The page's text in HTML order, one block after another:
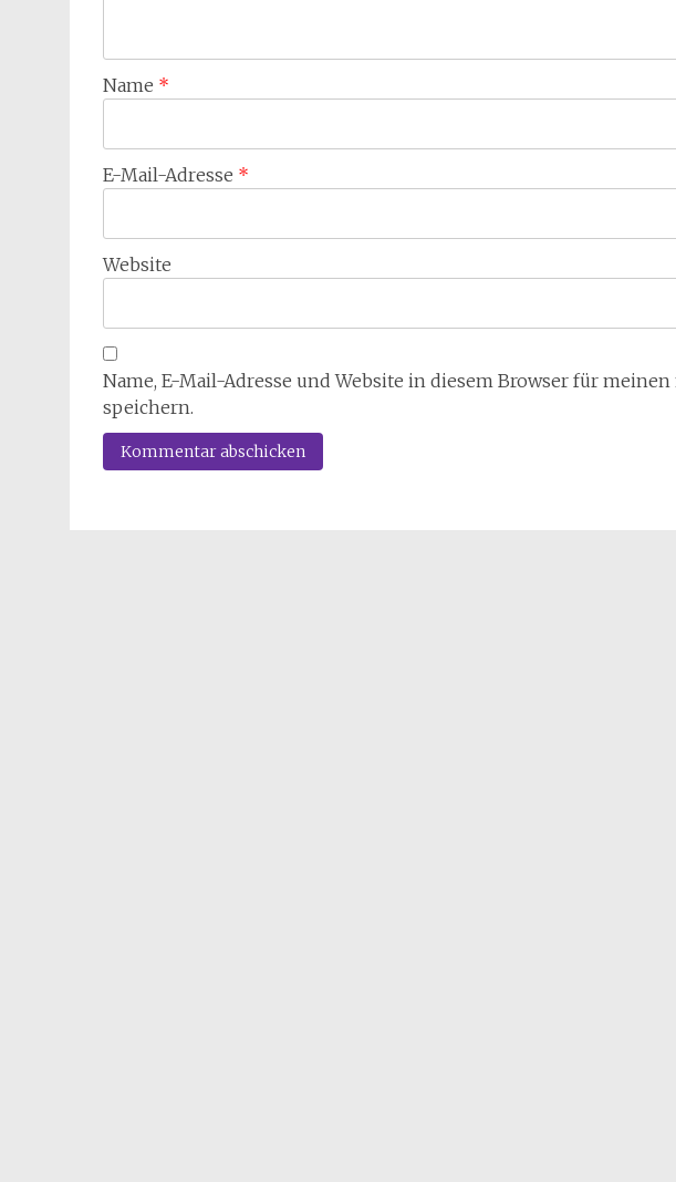
Name *
E-Mail-Adresse *
Website
Name, E-Mail-Adresse und Website in diesem Browser für
speichern.